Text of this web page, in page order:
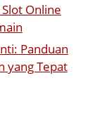
Online
Panduan
yang Tepat